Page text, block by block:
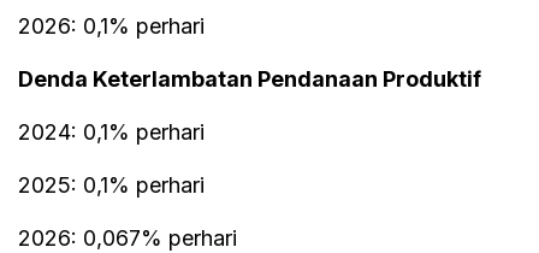
2026: 0,1% perhari
Denda Keterlambatan Pendanaan Produktif
2024: 0,1% perhari
2025: 0,1% perhari
2026: 0,067% perhari